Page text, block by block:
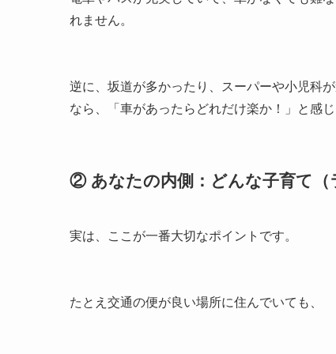
れません。
逆に、坂道が多かったり、スーパーや小児科
なら、「車があったらどれだけ楽か！」と感じ
② あなたの内側：どんな子育て
実は、ここが一番大切なポイントです。
たとえ交通の便が良い場所に住んでいても、